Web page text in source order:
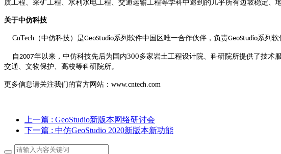
质工程、采矿工程、水利水电工程、交通运输工程等学科中遇到的几乎所有边坡稳定、
关于中仿科技
CnTech（中仿科技）是GeoStudio系列软件中国区唯一合作伙伴，负责GeoStudio系列软
自2007年以来，中仿科技先后为国内300多家岩土工程设计院、科研院所提供了技术
交通、文物保护、高校等科研院所。
更多信息请关注我们的官方网站：www.cntech.com
上一篇 : GeoStudio新版本网络研讨会
下一篇 : 中仿GeoStudio 2020新版本新功能